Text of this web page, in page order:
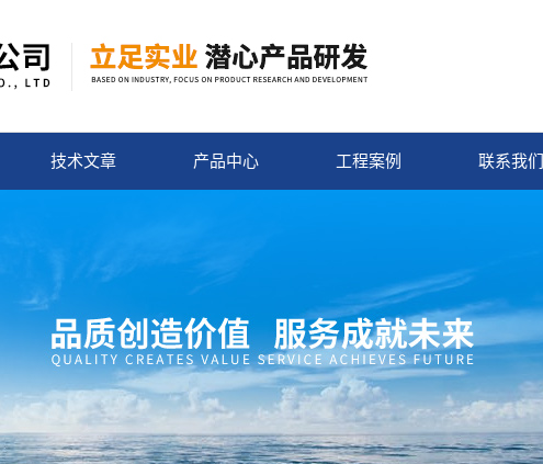
技术文章 产品中心 工程案例 联系我们